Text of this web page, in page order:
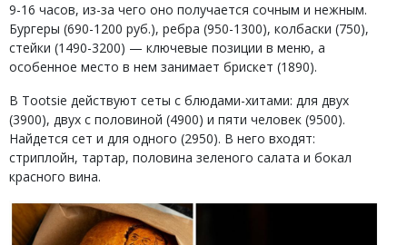
9-16 часов, из-за чего оно получается сочным и нежным.
Бургеры (690-1200 руб.), ребра (950-1300), колбаски (750),
стейки (1490-3200) — ключевые позиции в меню, а
особенное место в нем занимает брискет (1890).
В Tootsie действуют сеты с блюдами-хитами: для двух
(3900), двух с половиной (4900) и пяти человек (9500).
Найдется сет и для одного (2950). В него входят:
стриплойн, тартар, половина зеленого салата и бокал
красного вина.